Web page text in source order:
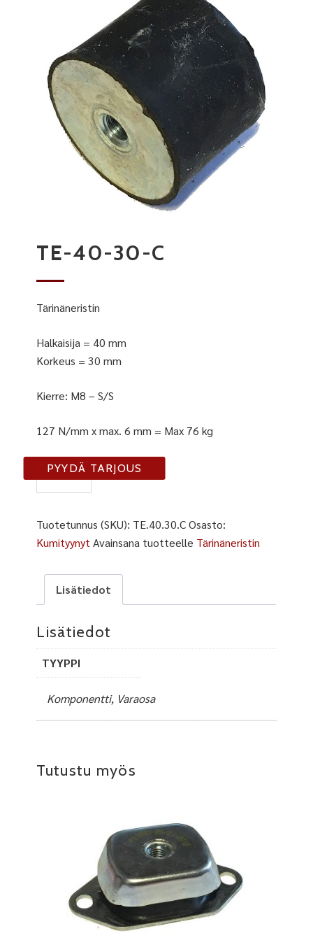
TE-40-30-C
Tärinäneristin
Halkaisija = 40 mm
Korkeus = 30 mm
Kierre: M8 – S/S
127 N/mm x max. 6 mm = Max 76 kg
TE-
40-
C
määrä
PYYDÄ TARJOUS
Tuotetunnus (SKU): TE.40.30.C Osasto:
Kumityynyt Avainsana tuotteelle Tärinäneristin
Lisätiedot
Lisätiedot
TYYPPI
Komponentti, Varaosa
Tutustu myös